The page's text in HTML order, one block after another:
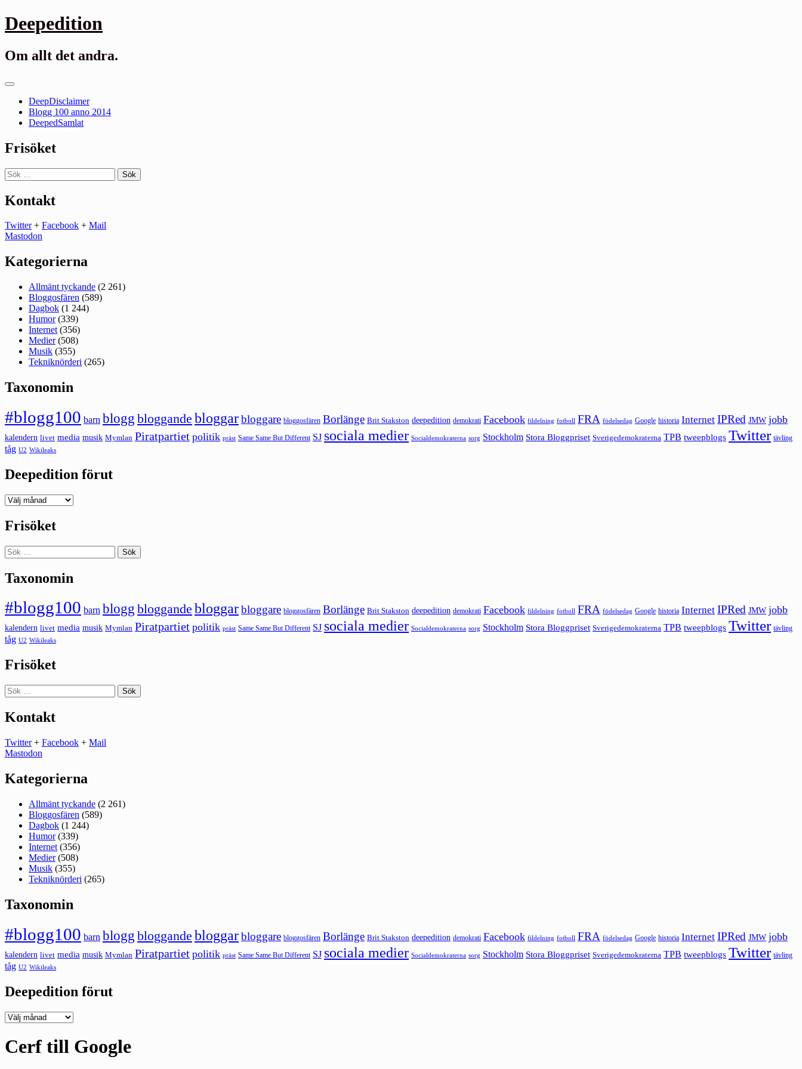
Gå
till
Deepedition
Om allt det andra.
Primär
DeepDisclaimer
Blogg 100 anno 2014
DeepedSamlat
Frisöket
Sök
efter:
Kontakt
Twitter+ Facebook + Mail
Mastodon
Kategorierna
Allmänt tyckande (2 261)
Bloggosfären (589)
Dagbok (1 244)
Humor(339)
Internet (356)
Medier(508)
Musik (355)
Tekniknörderi (265)
Taxonomin
#blogg100 barn blogg bloggande bloggarbloggare bloggosfären Borlänge Brit Stakston deepedition demokrati Facebook fildelning fotboll FRA födelsedag Google historia Internet IPRed JMW jobb
kalendern livet media musik Mymlan Piratpartiet politik präst Same Same But Different SJ sociala medier Socialdemokraterna sorg Stockholm Stora Bloggpriset Sverigedemokraterna TPB tweepblogs Twitter tävling
tåg U2 Wikileaks
Deepedition förut
Deepedition
Frisöket
Sök
efter:
Taxonomin
#blogg100 barn blogg bloggande bloggarbloggare bloggosfären Borlänge Brit Stakston deepedition demokrati Facebook fildelning fotboll FRA födelsedag Google historia Internet IPRed JMW jobb
kalendern livet media musik Mymlan Piratpartiet politik präst Same Same But Different SJ sociala medier Socialdemokraterna sorg Stockholm Stora Bloggpriset Sverigedemokraterna TPB tweepblogs Twitter tävling
tåg U2 Wikileaks
Frisöket
Sök
efter:
Kontakt
Twitter+ Facebook + Mail
Mastodon
Kategorierna
Allmänt tyckande (2 261)
Bloggosfären (589)
Dagbok (1 244)
Humor(339)
Internet (356)
Medier(508)
Musik (355)
Tekniknörderi (265)
Taxonomin
#blogg100 barn blogg bloggande bloggarbloggare bloggosfären Borlänge Brit Stakston deepedition demokrati Facebook fildelning fotboll FRA födelsedag Google historia Internet IPRed JMW jobb
kalendern livet media musik Mymlan Piratpartiet politik präst Same Same But Different SJ sociala medier Socialdemokraterna sorg Stockholm Stora Bloggpriset Sverigedemokraterna TPB tweepblogs Twitter tävling
tåg U2 Wikileaks
Deepedition förut
Deepedition
Cerf till Google